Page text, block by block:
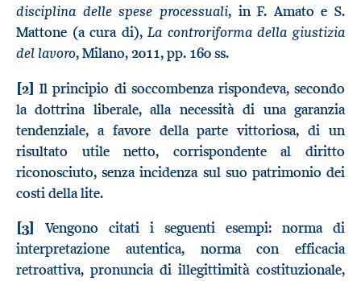
disciplina delle spese processuali, in F. Amato e S.
Mattone (a cura di),La controriforma della giustizia
del lavoro, Milano, 2011, pp. 160 ss.
[2] Il principio di soccombenza rispondeva, secondo
la dottrina liberale, alla necessità di una garanzia
tendenziale, a favore della parte vittoriosa, di un
risultato utile netto, corrispondente al diritto
riconosciuto, senza incidenza sul suo patrimonio dei
costi della lite.
[3]
Vengono citati i seguenti esempi: norma di
interpretazione autentica, norma con efficacia
retroattiva, pronuncia di illegittimità costituzionale,